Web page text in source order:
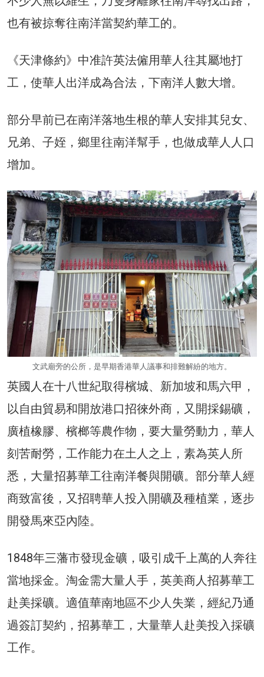
也有被掠奪往南洋當契約華工的。
《天津條約》中准許英法僱用華人往其屬地打
工，使華人出洋成為合法，下南洋人數大增。
部分早前已在南洋落地生根的華人安排其兒女、
兄弟、子姪，鄉里往南洋幫手，也做成華人人口
增加。
文武廟旁的公所，是早期香港華人議事和排難解紛的地方。
英國人在十八世紀取得檳城、新加坡和馬六甲，
以自由貿易和開放港口招徠外商，又開採錫礦，
廣植橡膠、檳榔等農作物，要大量勞動力，華人
刻苦耐勞，工作能力在土人之上，素為英人所
悉，大量招募華工往南洋餐與開礦。部分華人經
商致富後，又招聘華人投入開礦及種植業，逐步
開發馬來亞內陸。
1848年三藩市發現金礦，吸引成千上萬的人奔往
當地採金。淘金需大量人手，英美商人招募華工
赴美採礦。適值華南地區不少人失業，經紀乃通
過簽訂契約，招募華工，大量華人赴美投入採礦
工作。